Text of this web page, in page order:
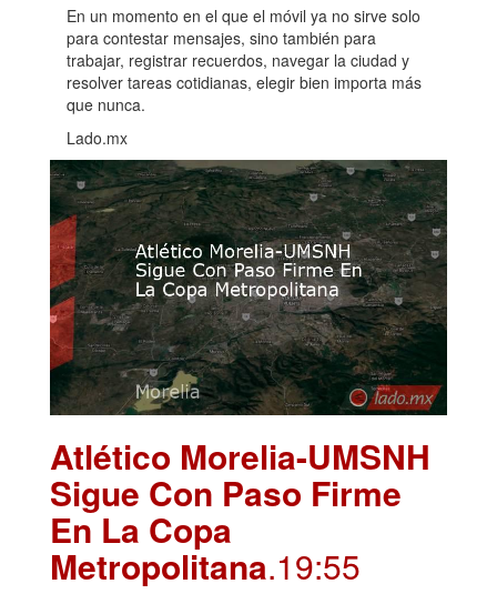
En un momento en el que el móvil ya no sirve solo
para contestar mensajes, sino también para
trabajar, registrar recuerdos, navegar la ciudad y
resolver tareas cotidianas, elegir bien importa más
que nunca.
Lado.mx
Atlético Morelia-UMSNH
Sigue Con Paso Firme
En La Copa
Metropolitana.19:55